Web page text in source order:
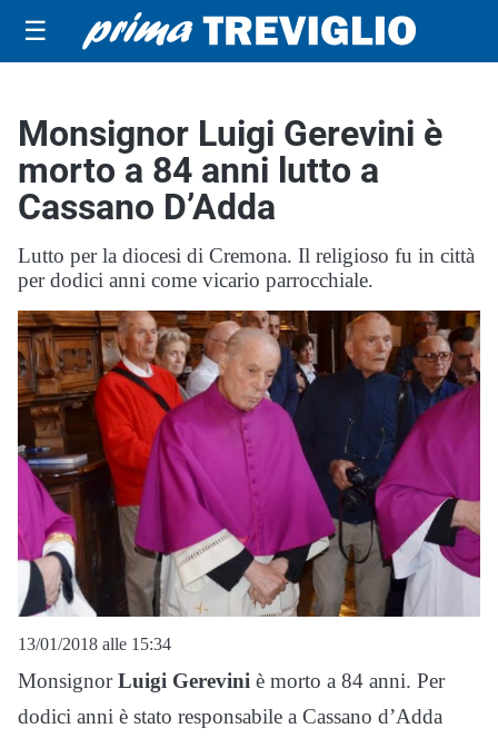
☰
Monsignor Luigi Gerevini è
morto a 84 anni lutto a
Cassano D’Adda
Lutto per la diocesi di Cremona. Il religioso fu in città
per dodici anni come vicario parrocchiale.
13/01/2018 alle 15:34
MonsignorLuigi Gerevini è morto a 84 anni. Per
dodici anni è stato responsabile a Cassano d’Adda